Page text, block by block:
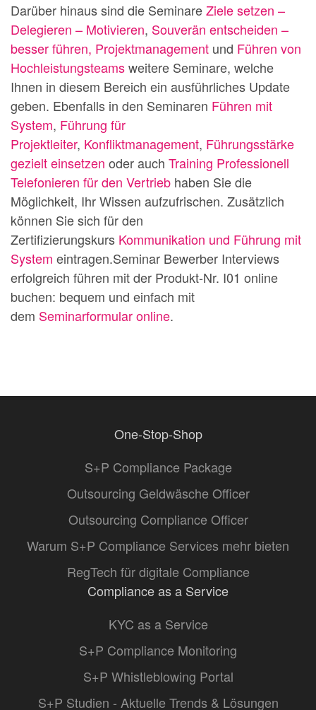
Darüber hinaus sind die SeminareZiele setzen –
Delegieren – Motivieren, Souverän entscheiden –
besser führen, Projektmanagement und Führen von
Hochleistungsteamsweitere Seminare, welche
Ihnen in diesem Bereich ein ausführliches Update
geben. Ebenfalls in den Seminaren Führen mit
System, Führung für
Projektleiter, Konfliktmanagement, Führungsstärke
gezielt einsetzen oder auch Training Professionell
Telefonieren für den Vertrieb haben Sie die
Möglichkeit, Ihr Wissen aufzufrischen. Zusätzlich
können Sie sich für den
Zertifizierungskurs Kommunikation und Führung mit
System eintragen.Seminar Bewerber Interviews
erfolgreich führen mit der Produkt-Nr. I01 online
buchen: bequem und einfach mit
dem Seminarformular online.
One-Stop-Shop
S+P Compliance Package
Outsourcing Geldwäsche Officer
Outsourcing Compliance Officer
Warum S+P Compliance Services mehr bieten
RegTech für digitale Compliance
Compliance as a Service
KYC as a Service
S+P Compliance Monitoring
S+P Whistleblowing Portal
S+P Studien - Aktuelle Trends & Lösungen